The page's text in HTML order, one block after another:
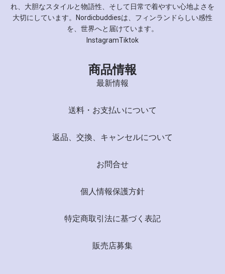
れ、大胆なスタイルと物語性、そして日常で着やすい心地よさを
大切にしています。Nordicbuddiesは、フィンランドらしい感性
を、世界へと届けています。
InstagramTiktok
商品情報
最新情報
送料・お支払いについて
返品、交換、キャンセルについて
お問合せ
個人情報保護方針
特定商取引法に基づく表記
販売店募集